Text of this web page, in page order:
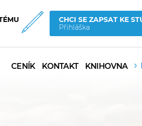
CHCI SE ZAPSAT KE
Přihláška
CENÍK KONTAKT KNIHOVNA